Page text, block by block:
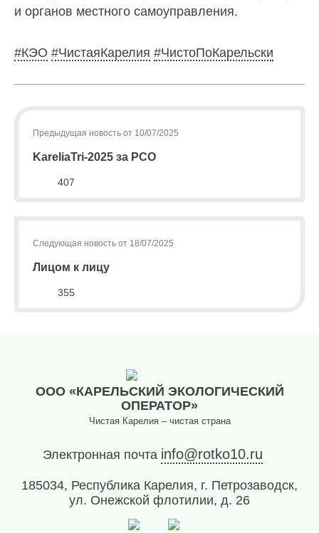
и органов местного самоуправления.
#КЭО #ЧистаяКарелия #ЧистоПоКарельски
Предыдущая новость от 10/07/2025
KareliaTri-2025 за РСО
407
Следующая новость от 18/07/2025
Лицом к лицу
355
ООО «КАРЕЛЬСКИЙ ЭКОЛОГИЧЕСКИЙ
ОПЕРАТОР»
Чистая Карелия – чистая страна
Электронная почта info@rotko10.ru
185034, Республика Карелия, г. Петрозаводск,
ул. Онежской флотилии, д. 26